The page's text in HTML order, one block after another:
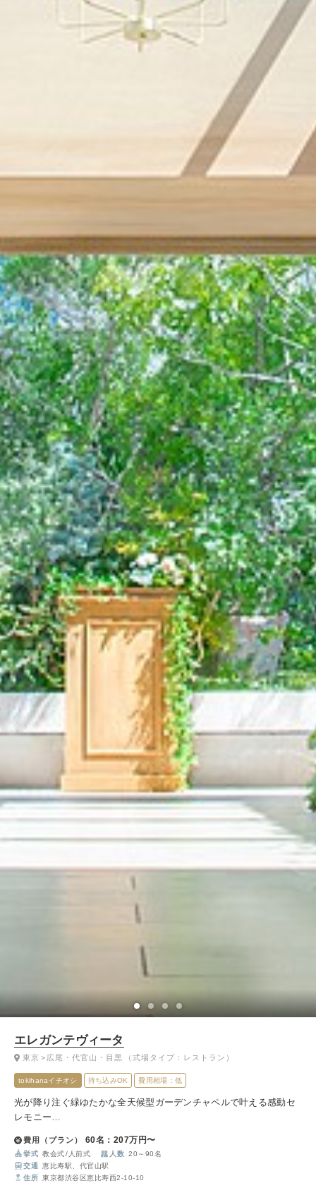
エレガンテヴィータ
tokihanaイチオシ 持ち込みOK 費用相場：低
光が降り注ぐ緑ゆたかな全天候型ガーデンチャペルで叶える感動セ
レモニー
たりにぴったり。
当日は一棟貸切に加え、お持込自由なのでお二人だけのオリジナル
ウェディングが可能です。
東京 広尾・代官山・目黒 （式場タイプ：レストラン）
費用（プラン） 60名：207万円〜
挙式 教会式 人前式 人数 20～90名
交通 恵比寿駅、代官山駅
住所 東京都渋谷区恵比寿西2-10-10